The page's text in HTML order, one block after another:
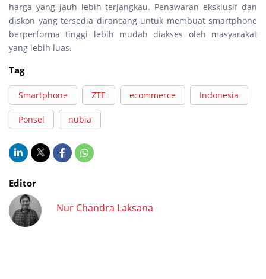
harga yang jauh lebih terjangkau. Penawaran eksklusif dan
diskon yang tersedia dirancang untuk membuat smartphone
berperforma tinggi lebih mudah diakses oleh masyarakat
yang lebih luas.
Tag
Smartphone ZTE ecommerce Indonesia
Ponsel nubia
Editor
Nur Chandra Laksana